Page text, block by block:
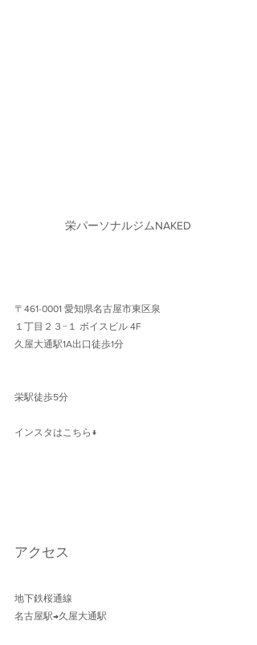
栄パーソナルジムNAKED
〒461-0001 愛知県名古屋市東区泉
１丁目２３−１ ボイスビル 4F
久屋大通駅1A出口徒歩1分
栄駅徒歩5分
インスタはこちら↓
アクセス
地下鉄桜通線
名古屋駅→久屋大通駅